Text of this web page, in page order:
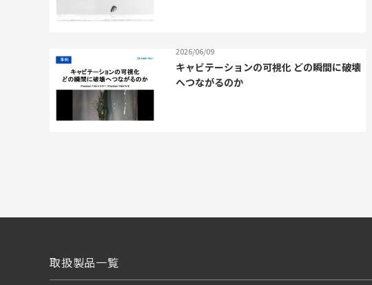
2026/06/09
キャビテーションの可視化 どの瞬間に破壊
へつながるのか
取扱製品一覧